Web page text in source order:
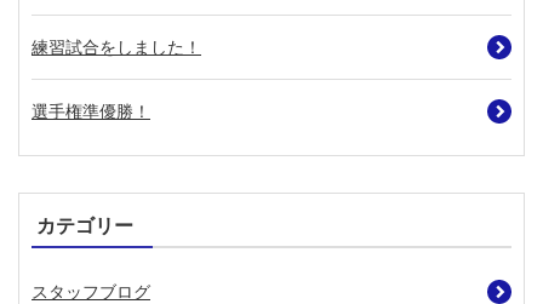
練習試合をしました！
選手権準優勝！
カテゴリー
スタッフブログ